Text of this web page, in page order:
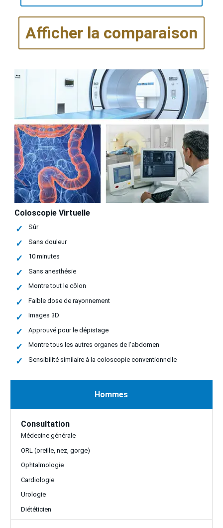
Afficher la comparaison
Coloscopie Virtuelle
Sûr
Sans douleur
10 minutes
Sans anesthésie
Montre tout le côlon
Faible dose de rayonnement
Images 3D
Approuvé pour le dépistage
Montre tous les autres organes de l'abdomen
Sensibilité similaire à la coloscopie conventionnelle
Hommes
Consultation
Médecine générale
ORL (oreille, nez, gorge)
Ophtalmologie
Cardiologie
Urologie
Diététicien